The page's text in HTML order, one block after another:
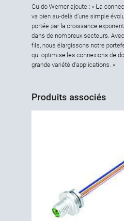
Guido Werner ajoute : « La
va bien au-delà d’une simple
portée par la croissance
dans de nombreux secteurs.
fils, nous élargissons notre
qui optimise les connexions de
grande variété d’applications. »
Produits associés